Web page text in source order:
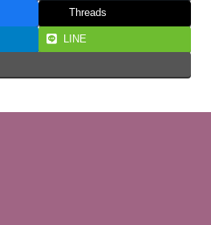
Threads
LINE